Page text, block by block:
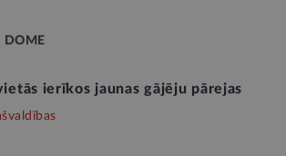
DOME
ierīkos jaunas gājēju pārejas